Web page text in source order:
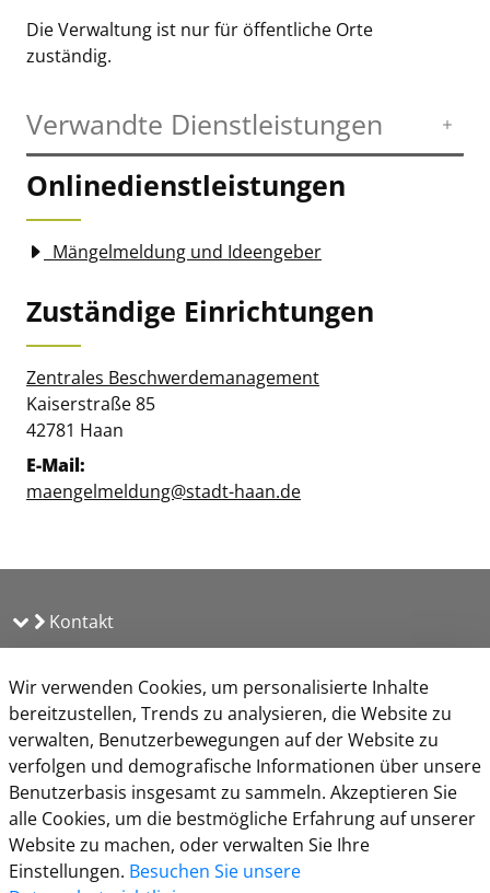
Die Verwaltung ist nur für öffentliche Orte
zuständig.
Verwandte Dienstleistungen
Onlinedienstleistungen
Mängelmeldung und Ideengeber
Zuständige Einrichtungen
Zentrales Beschwerdemanagement
Straße:
KaiserstraßeHausnummer:
85
PLZ:
42781 Ort:
Haan
E-Mail:
maengelmeldung@stadt-haan.de
Kontakt
Aktuelles
Information
Wir verwenden Cookies, um personalisierte Inhalte
bereitzustellen, Trends zu analysieren, die Website zu
verwalten, Benutzerbewegungen auf der Website zu
verfolgen und demografische Informationen über unsere
Benutzerbasis insgesamt zu sammeln. Akzeptieren Sie
alle Cookies, um die bestmögliche Erfahrung auf unserer
Website zu machen, oder verwalten Sie Ihre
Einstellungen. Besuchen Sie unsere